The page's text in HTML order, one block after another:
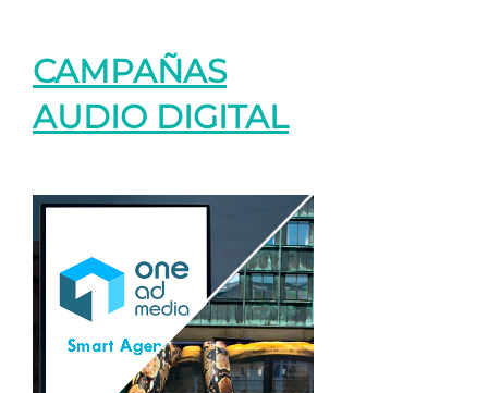
CAMPAÑAS
AUDIO DIGITAL